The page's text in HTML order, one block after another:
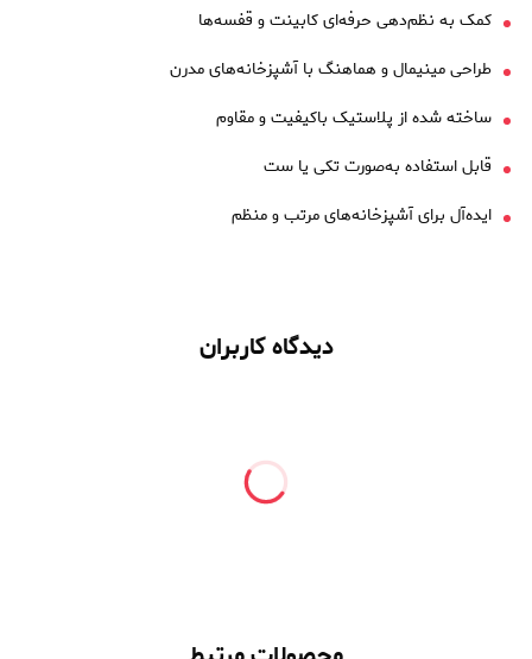
کمک به نظم‌دهی حرفه‌ای کابینت و قفسه‌ها
طراحی مینیمال و هماهنگ با آشپزخانه‌های مدرن
ساخته شده از پلاستیک باکیفیت و مقاوم
قابل استفاده به‌صورت تکی یا ست
ایده‌آل برای آشپزخانه‌های مرتب و منظم
دیدگاه کاربران